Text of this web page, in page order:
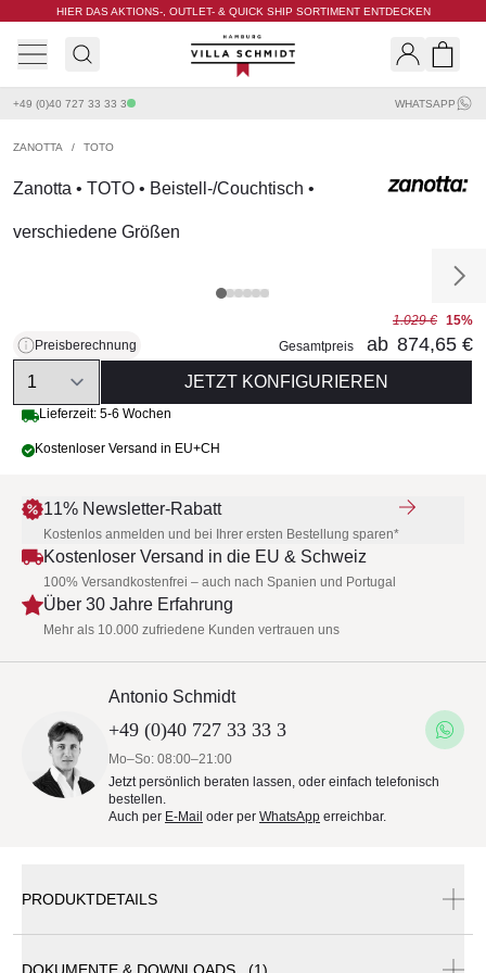
HIER DAS AKTIONS-, OUTLET- & QUICK SHIP SORTIMENT ENTDECKEN
Villa Schmidt
+49 (0)40 727 33 33 3 WHATSAPP
ZANOTTA / TOTO
Zanotta • TOTO • Beistell-/Couchtisch •
verschiedene Größen
Preisberechnung
1.029 € 15%
Gesamtpreis
ab 874,65 €
Quantity
JETZT KONFIGURIEREN
Lieferzeit: 5-6 Wochen
Kostenloser Versand in EU+CH
11% Newsletter-Rabatt
Kostenlos anmelden und bei Ihrer ersten Bestellung sparen*
Kostenloser Versand in die EU & Schweiz
100% Versandkostenfrei – auch nach Spanien und Portugal
Über 30 Jahre Erfahrung
Mehr als 10.000 zufriedene Kunden vertrauen uns
Antonio Schmidt
+49 (0)40 727 33 33 3
Mo–So: 08:00–21:00
Jetzt persönlich beraten lassen, oder einfach telefonisch
bestellen.
Auch per E-Mail oder per WhatsApp erreichbar.
PRODUKTDETAILS
DOKUMENTE & DOWNLOADS (1)